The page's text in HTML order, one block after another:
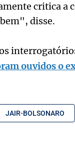
critica a
disse.
ouvidos o
JAIR-BOLSONARO